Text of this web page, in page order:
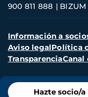
Menú
Hazte socio/a
900 811 888
Menú
secundario
Información a
Aviso legalPolítica
TransparenciaCanal